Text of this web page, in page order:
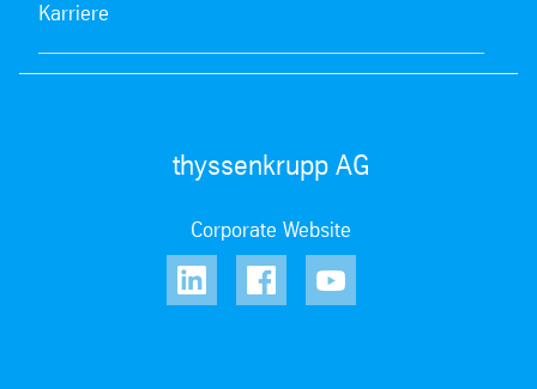
Karriere
thyssenkrupp AG
Corporate Website